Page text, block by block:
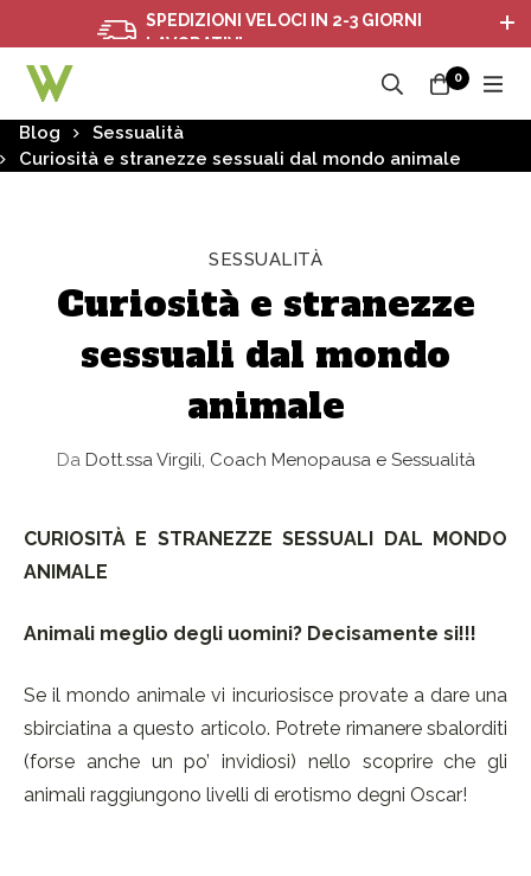
SPEDIZIONI VELOCI IN 2-3 GIORNI
LAVORATIVI
0
Blog
Sessualità
Curiosità e stranezze sessuali dal mondo animale
SESSUALITÀ
Curiosità e stranezze
sessuali dal mondo
animale
DaDott.ssa Virgili, Coach Menopausa e Sessualità
CURIOSITÀ E STRANEZZE SESSUALI DAL MONDO
ANIMALE
Animali meglio degli uomini? Decisamente si!!!
Se il mondo animale vi incuriosisce provate a dare una
sbirciatina a questo articolo. Potrete rimanere sbalorditi
(forse anche un po’ invidiosi) nello scoprire che gli
animali raggiungono livelli di erotismo degni Oscar!